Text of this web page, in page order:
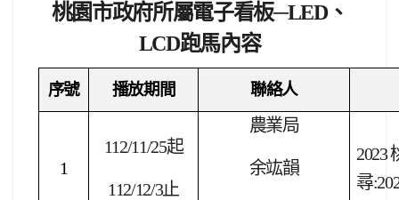
桃園市政府所屬電子看板─LED、
LCD跑馬內容
序號 播放期間 聯絡人
1
112/11/25起
112/12/3止
農業局
余竑韻
2023
尋